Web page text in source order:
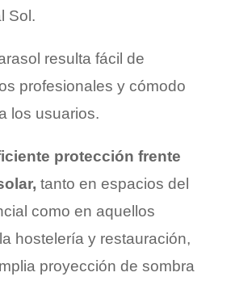
Sol.
resulta fácil de
profesionales y cómodo
los usuarios.
protección frente
tanto en espacios del
como en aquellos
hostelería y restauración,
proyección de sombra